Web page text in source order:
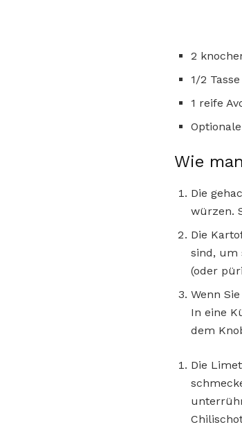
2
1/2
1 reife
Wie
Die
würzen.
Die
sind, um
(oder
Wenn
In eine
dem
Die